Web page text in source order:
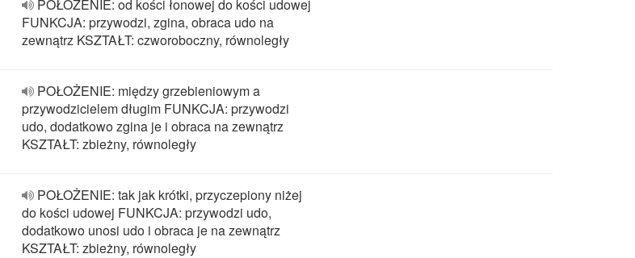
POŁOŻENIE: od kości łonowej do kości udowej
FUNKCJA: przywodzi, zgina, obraca udo na
zewnątrz KSZTAŁT: czworoboczny, równoległy
POŁOŻENIE: między grzebieniowym a
przywodzicielem długim FUNKCJA: przywodzi
udo, dodatkowo zgina je i obraca na zewnątrz
KSZTAŁT: zbieżny, równoległy
POŁOŻENIE: tak jak krótki, przyczepiony niżej
do kości udowej FUNKCJA: przywodzi udo,
dodatkowo unosi udo i obraca je na zewnątrz
KSZTAŁT: zbieżny, równoległy